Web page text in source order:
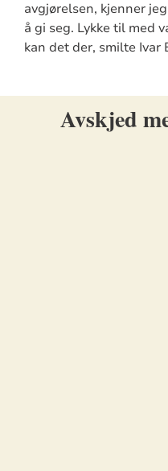
avgjørelsen, kjenner
å gi seg. Lykke til med
kan det der, smilte Ivar
Avskjed